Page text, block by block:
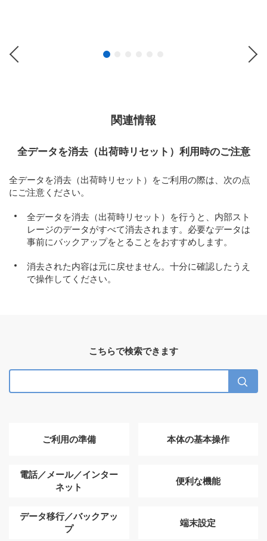
関連情報
全データを消去（出荷時リセット）利用時のご注意
全データを消去（出荷時リセット）をご利用の際は、次の点
にご注意ください。
全データを消去（出荷時リセット）を行うと、内部スト
レージのデータがすべて消去されます。必要なデータは
事前にバックアップをとることをおすすめします。
消去された内容は元に戻せません。十分に確認したうえ
で操作してください。
こちらで検索できます
ご利用の準備 本体の基本操作
電話／メール／インター
ネット
便利な機能
データ移行／バックアッ
プ
端末設定